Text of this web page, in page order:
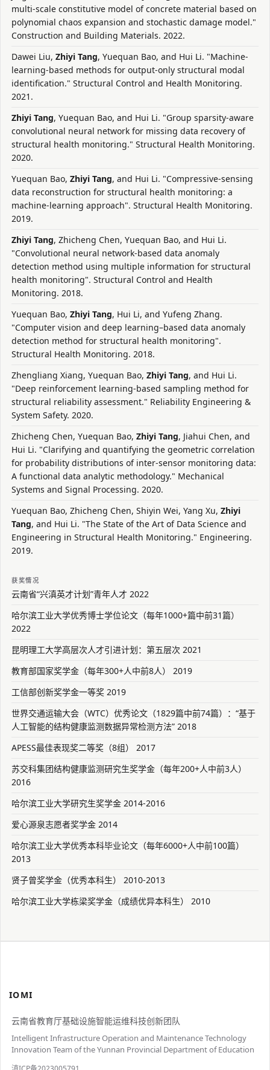
multi-scale constitutive model of concrete material based on
polynomial chaos expansion and stochastic damage model."
Construction and Building Materials. 2022.
Dawei Liu, Zhiyi Tang, Yuequan Bao, and Hui Li. "Machine-
learning-based methods for output-only structural modal
identification." Structural Control and Health Monitoring.
2021.
Zhiyi Tang, Yuequan Bao, and Hui Li. "Group sparsity-aware
convolutional neural network for missing data recovery of
structural health monitoring." Structural Health Monitoring.
2020.
Yuequan Bao, Zhiyi Tang, and Hui Li. "Compressive-sensing
data reconstruction for structural health monitoring: a
machine-learning approach". Structural Health Monitoring.
2019.
Zhiyi Tang, Zhicheng Chen, Yuequan Bao, and Hui Li.
"Convolutional neural network-based data anomaly
detection method using multiple information for structural
health monitoring". Structural Control and Health
Monitoring. 2018.
Yuequan Bao, Zhiyi Tang, Hui Li, and Yufeng Zhang.
"Computer vision and deep learning–based data anomaly
detection method for structural health monitoring".
Structural Health Monitoring. 2018.
Zhengliang Xiang, Yuequan Bao, Zhiyi Tang, and Hui Li.
"Deep reinforcement learning-based sampling method for
structural reliability assessment." Reliability Engineering &
System Safety. 2020.
Zhicheng Chen, Yuequan Bao, Zhiyi Tang, Jiahui Chen, and
Hui Li. "Clarifying and quantifying the geometric correlation
for probability distributions of inter-sensor monitoring data:
A functional data analytic methodology." Mechanical
Systems and Signal Processing. 2020.
Yuequan Bao, Zhicheng Chen, Shiyin Wei, Yang Xu, Zhiyi
Tang, and Hui Li. "The State of the Art of Data Science and
Engineering in Structural Health Monitoring." Engineering.
2019.
获奖情况
云南省“兴滇英才计划”青年人才 2022
哈尔滨工业大学优秀博士学位论文（每年1000+篇中前31篇）
2022
昆明理工大学高层次人才引进计划：第五层次 2021
教育部国家奖学金（每年300+人中前8人） 2019
工信部创新奖学金一等奖 2019
世界交通运输大会（WTC）优秀论文（1829篇中前74篇）：“基于
人工智能的结构健康监测数据异常检测方法” 2018
APESS最佳表现奖二等奖（8组） 2017
苏交科集团结构健康监测研究生奖学金（每年200+人中前3人）
2016
哈尔滨工业大学研究生奖学金 2014-2016
爱心源泉志愿者奖学金 2014
哈尔滨工业大学优秀本科毕业论文（每年6000+人中前100篇）
2013
贤子曾奖学金（优秀本科生） 2010-2013
哈尔滨工业大学栋梁奖学金（成绩优异本科生） 2010
IOMI
云南省教育厅基础设施智能运维科技创新团队
Intelligent Infrastructure Operation and Maintenance Technology
Innovation Team of the Yunnan Provincial Department of Education